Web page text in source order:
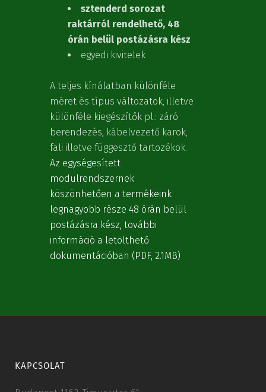
sztenderd sorozat
raktárról rendelhető, 48
órán belül postázásra kész
egyedi kivitelek
A teljes kínálatban különféle
méret és típus változatok, illetve
különféle kiegészítők pl.: záró
berendezés, kábelvezető karok,
fali illetve függesztő tartozékok.
Az egységesített
modulrendszernek
köszönhetően a termékeink
legnagyobb része 48 órán belül
postázásra kész, további
információ a letölthető
dokumentációban (PDF, 2.1MB)
KAPCSOLAT